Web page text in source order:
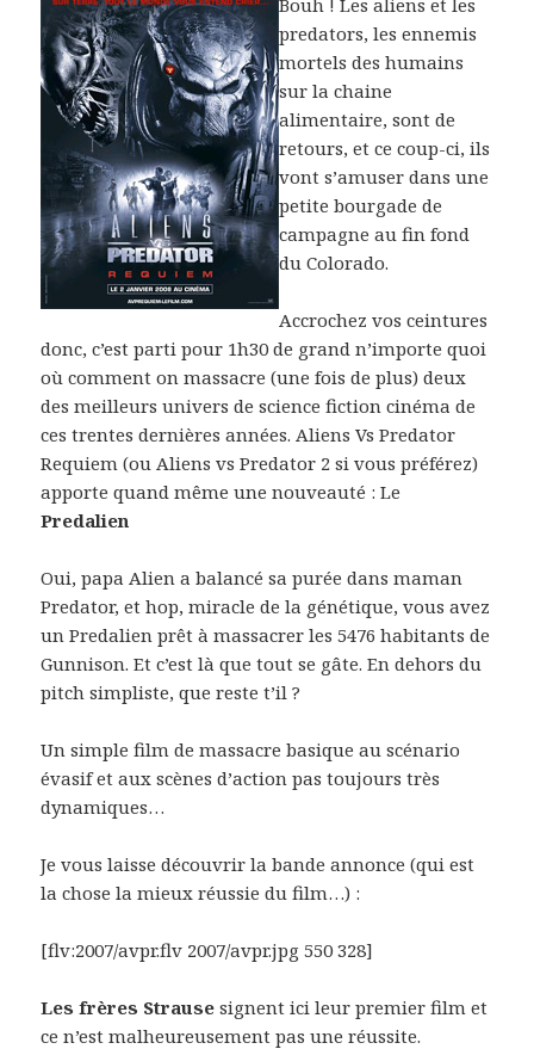
predators, les ennemis
mortels des humains
sur la chaine
alimentaire, sont de
retours, et ce coup-ci, ils
vont s’amuser dans une
petite bourgade de
campagne au fin fond
du Colorado.
Accrochez vos ceintures
donc, c’est parti pour 1h30 de grand n’importe quoi
où comment on massacre (une fois de plus) deux
des meilleurs univers de science fiction cinéma de
ces trentes dernières années. Aliens Vs Predator
Requiem (ou Aliens vs Predator 2 si vous préférez)
apporte quand même une nouveauté : Le
Predalien
Oui, papa Alien a balancé sa purée dans maman
Predator, et hop, miracle de la génétique, vous avez
un Predalien prêt à massacrer les 5476 habitants de
Gunnison. Et c’est là que tout se gâte. En dehors du
pitch simpliste, que reste t’il ?
Un simple film de massacre basique au scénario
évasif et aux scènes d’action pas toujours très
dynamiques…
Je vous laisse découvrir la bande annonce (qui est
la chose la mieux réussie du film…) :
[flv:2007/avpr.flv 2007/avpr.jpg 550 328]
Les frères Strause signent ici leur premier film et
ce n’est malheureusement pas une réussite.